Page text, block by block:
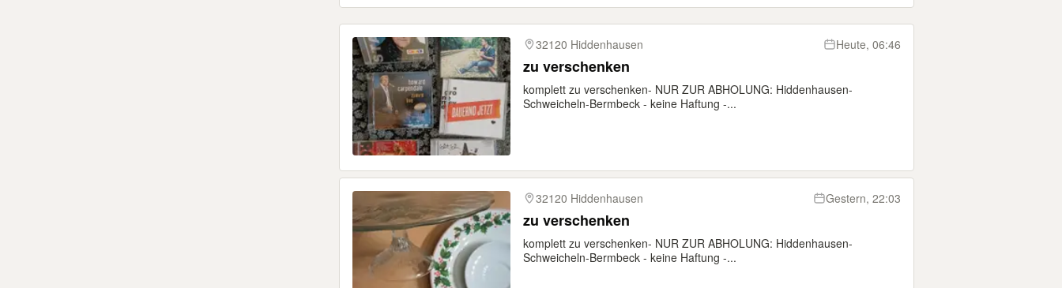
32120 Hiddenhausen Heute, 06:46
zu verschenken
komplett zu verschenken- NUR ZUR ABHOLUNG: Hiddenhausen-
Schweicheln-Bermbeck - keine Haftung -...
32120 Hiddenhausen Gestern, 22:03
zu verschenken
komplett zu verschenken- NUR ZUR ABHOLUNG: Hiddenhausen-
Schweicheln-Bermbeck - keine Haftung -...